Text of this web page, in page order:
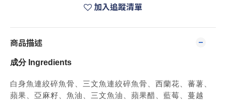
加入追蹤清單
商品描述
成分 Ingredients
白身魚連絞碎魚骨、三文魚連絞碎魚骨、西蘭花、蕃薯、
蘋果、亞麻籽、魚油、三文魚油、蘋果醋、藍莓、蔓越